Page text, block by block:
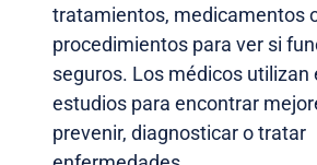
tratamientos, medicamentos
procedimientos para ver si
seguros. Los médicos utilizan
estudios para encontrar
prevenir, diagnosticar o tratar